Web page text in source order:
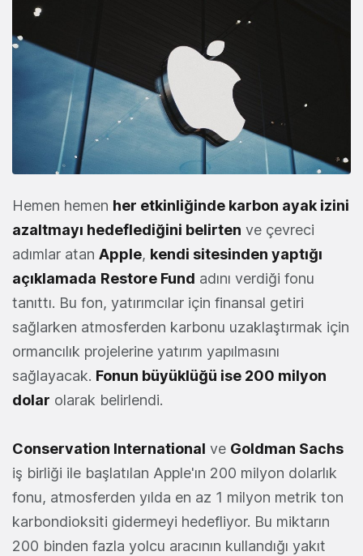
Hemen hemen her etkinliğinde karbon ayak izini
azaltmayı hedeflediğini belirten ve çevreci
adımlar atan Apple, kendi sitesinden yaptığı
açıklamada Restore Fund adını verdiği fonu
tanıttı. Bu fon, yatırımcılar için finansal getiri
sağlarken atmosferden karbonu uzaklaştırmak için
ormancılık projelerine yatırım yapılmasını
sağlayacak. Fonun büyüklüğü ise 200 milyon
dolar olarak belirlendi.
Conservation International ve Goldman Sachs
iş birliği ile başlatılan Apple'ın 200 milyon dolarlık
fonu, atmosferden yılda en az 1 milyon metrik ton
karbondioksiti gidermeyi hedefliyor. Bu miktarın
200 binden fazla yolcu aracının kullandığı yakıt